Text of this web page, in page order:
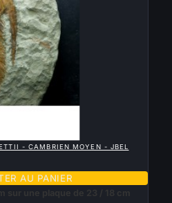
- CAMBRIEN MOYEN - JBEL
AU PANIER
sur une plaque de 23 / 18 cm